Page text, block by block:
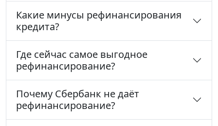
Какие минусы рефинансирования
кредита?
Где сейчас самое выгодное
рефинансирование?
Почему Сбербанк не даёт
рефинансирование?